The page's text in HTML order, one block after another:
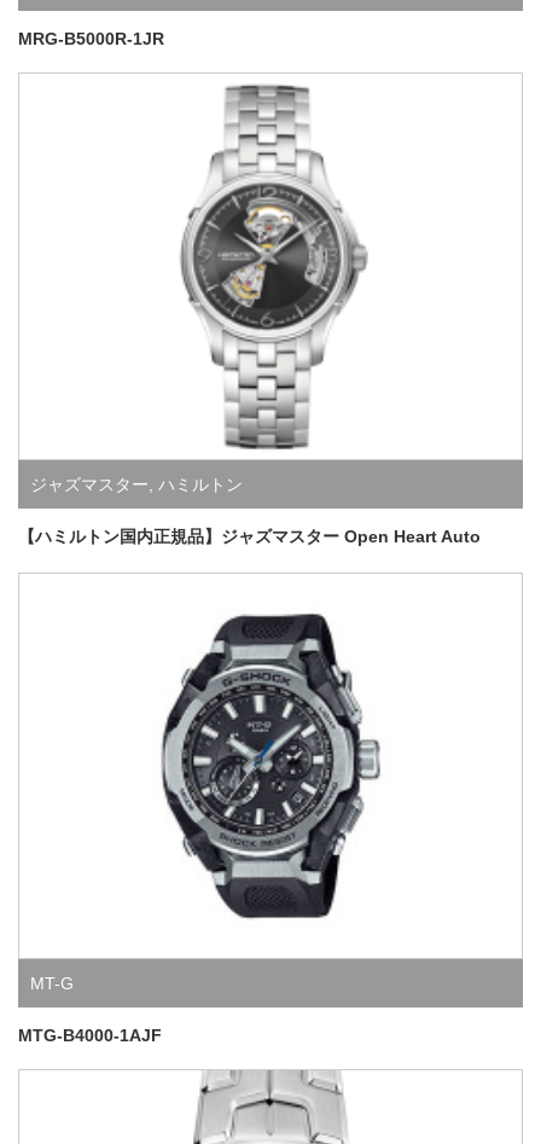
MRG-B5000R-1JR
ジャズマスター ハミルトン
【ハミルトン国内正規品】ジャズマスター Open Heart Auto
MT-G
MTG-B4000-1AJF